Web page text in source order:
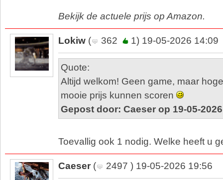
Bekijk de actuele prijs op Amazon.
Lokiw ( 362 1) 19-05-2026 14:09
Quote:
Altijd welkom! Geen game, maar
mooie prijs kunnen scoren
Gepost door: Caeser op 19-05-
Toevallig ook 1 nodig. Welke heeft u
Caeser ( 2497 ) 19-05-2026 19:56